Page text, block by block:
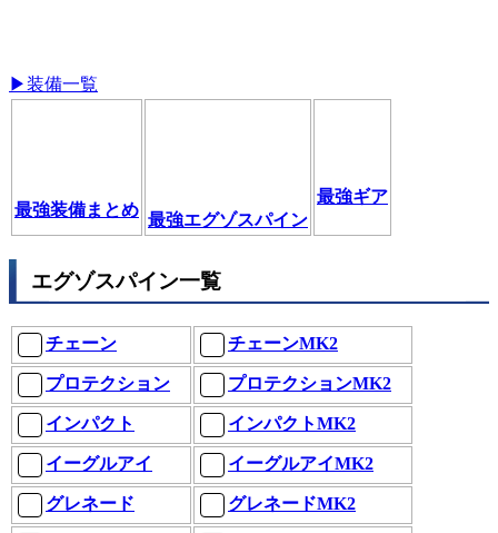
▶装備一覧
最強装備まとめ
最強エグゾスパイン
最強ギア
エグゾスパイン一覧
チェーン チェーンMK2
プロテクション プロテクションMK2
インパクト インパクトMK2
イーグルアイ イーグルアイMK2
グレネード グレネードMK2